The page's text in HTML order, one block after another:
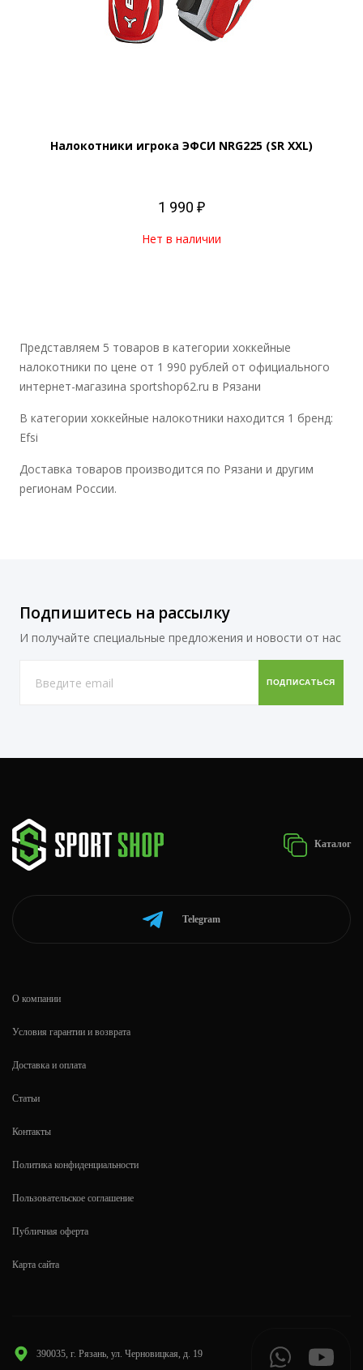
Налокотники игрока ЭФСИ NRG225 (SR XXL)
1 990 ₽
Нет в наличии
Представляем 5 товаров в категории хоккейные
налокотники по цене от 1 990 рублей от официального
интернет-магазина sportshop62.ru в Рязани
В категории хоккейные налокотники находится 1 бренд:
Efsi
Доставка товаров производится по Рязани и другим
регионам России.
Подпишитесь на рассылку
И получайте специальные предложения и новости от нас
Каталог
Telegram
390035, г. Рязань, ул. Черновицкая, д. 19
О компании
Условия гарантии и возврата
Доставка и оплата
Статьи
Контакты
Политика конфиденциальности
Пользовательское соглашение
Публичная оферта
Карта сайта